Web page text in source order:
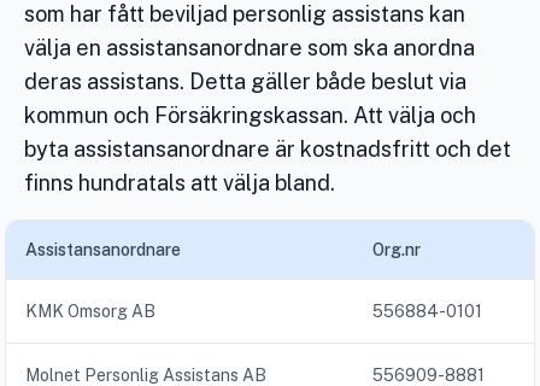
som har fått beviljad personlig assistans kan
välja en assistansanordnare som ska anordna
deras assistans. Detta gäller både beslut via
kommun och Försäkringskassan. Att välja och
byta assistansanordnare är kostnadsfritt och det
finns hundratals att välja bland.
Assistansanordnare Org.nr
KMK Omsorg AB 556884-0101
Molnet Personlig Assistans AB 556909-8881